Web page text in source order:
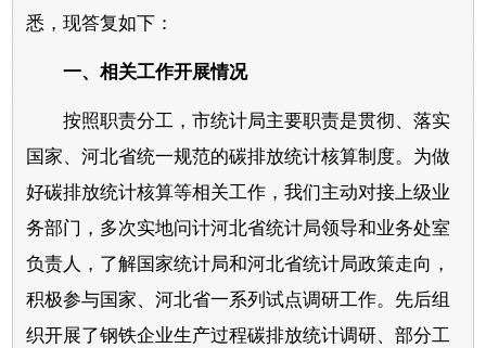
悉，现答复如下：
一、相关工作开展情况
按照职责分工，市统计局主要职责是贯彻、落实
国家、河北省统一规范的碳排放统计核算制度。为做
好碳排放统计核算等相关工作，我们主动对接上级业
务部门，多次实地问计河北省统计局领导和业务处室
负责人，了解国家统计局和河北省统计局政策走向，
积极参与国家、河北省一系列试点调研工作。先后组
织开展了钢铁企业生产过程碳排放统计调研、部分工